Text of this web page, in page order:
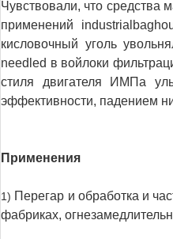
Чувствовали, что средства
применений
кисловочный уголь
needled в войлоки
стиля двигателя ИМПа
эффективности, падением
Применения
1) Перегар и обработка и
фабриках,